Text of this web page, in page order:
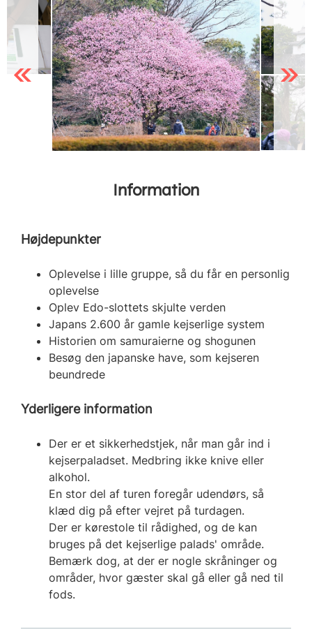
Previous Next
Information
Højdepunkter
Oplevelse i lille gruppe, så du får en personlig
oplevelse
Oplev Edo-slottets skjulte verden
Japans 2.600 år gamle kejserlige system
Historien om samuraierne og shogunen
Besøg den japanske have, som kejseren
beundrede
Yderligere information
Der er et sikkerhedstjek, når man går ind i
kejserpaladset. Medbring ikke knive eller
alkohol.
En stor del af turen foregår udendørs, så
klæd dig på efter vejret på turdagen.
Der er kørestole til rådighed, og de kan
bruges på det kejserlige palads' område.
Bemærk dog, at der er nogle skråninger og
områder, hvor gæster skal gå eller gå ned til
fods.